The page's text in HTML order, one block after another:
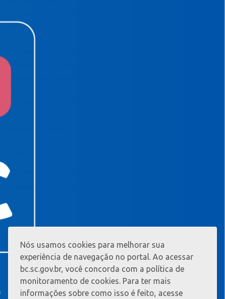
Declaração de ITBI
Dúvidas Alvará
Ver concursos
INFORMAÇ?
Nós usamos cookies para melhorar sua
experiência de navegação no portal. Ao acessar
bc.sc.gov.br, você concorda com a política de
monitoramento de cookies. Para ter mais
informações sobre como isso é feito, acesse